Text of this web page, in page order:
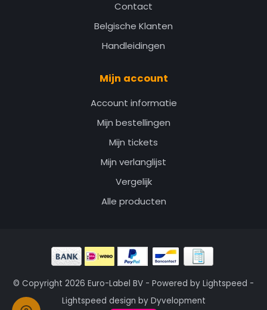
Contact
Belgische Klanten
Handleidingen
Mijn account
Account informatie
Mijn bestellingen
Mijn tickets
Mijn verlanglijst
Vergelijk
Alle producten
© Copyright 2026 Euro-Label BV - Powered by Lightspeed -
Lightspeed design by Dyvelopment